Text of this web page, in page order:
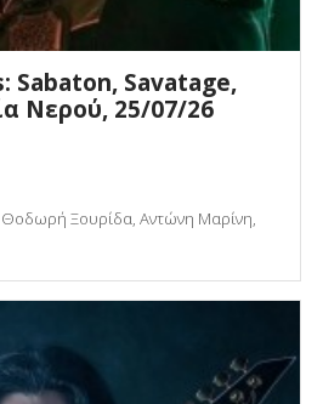
Sabaton, Savatage,
Νερού, 25/07/26
Ξουρίδα, Αντώνη Μαρίνη,